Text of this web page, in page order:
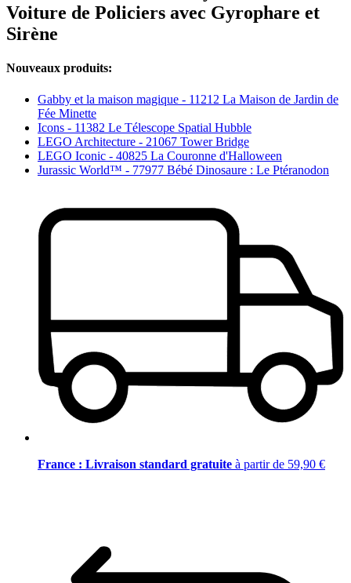
Voiture de Policiers avec Gyrophare et
Sirène
Nouveaux produits:
Gabby et la maison magique - 11212 La Maison de Jardin de
Fée Minette
Icons - 11382 Le Télescope Spatial Hubble
LEGO Architecture - 21067 Tower Bridge
LEGO Iconic - 40825 La Couronne d'Halloween
Jurassic World™ - 77977 Bébé Dinosaure : Le Ptéranodon
France : Livraison standard gratuite à partir de 59,90 €